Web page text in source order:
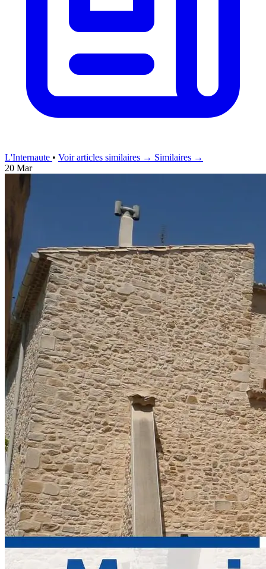
L'Internaute • Voir articles similaires → Similaires →
20 Mar